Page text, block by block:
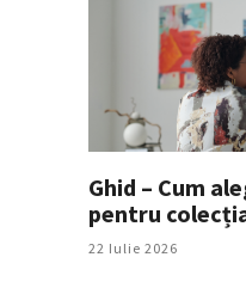
Ghid – Cum
pentru
22 Iulie 2026